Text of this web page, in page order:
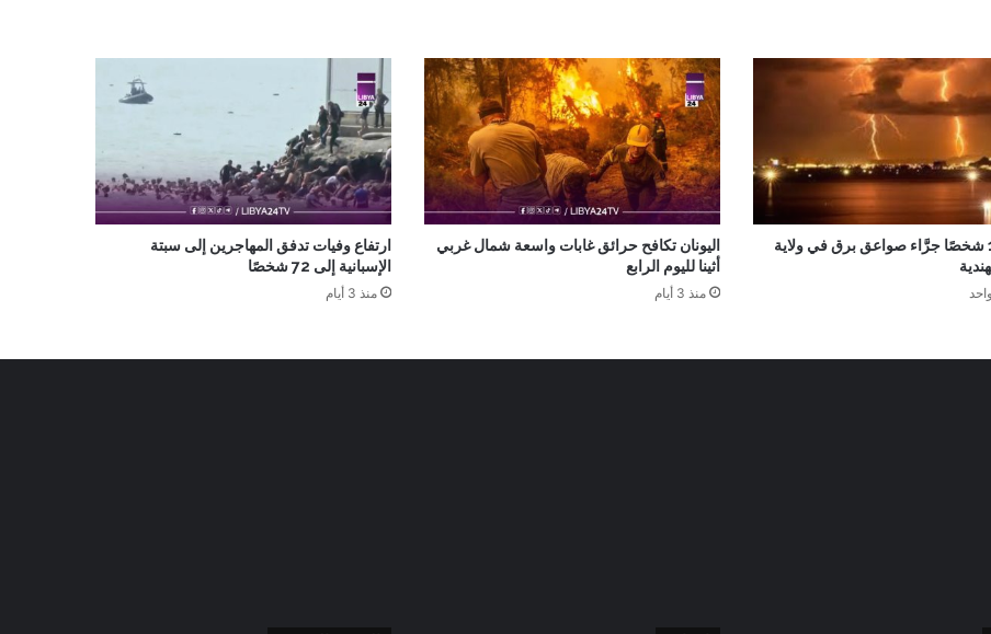
مصرع 14 شخصًا جرَّاء صواعق برق في ولاية
اليونان تكافح حرائق غابات واسعة شمال غربي
أثينا لليوم الرابع
منذ 3 أيام
ارتفاع وفيات تدفق المهاجرين إلى سبتة
الإسبانية إلى 72 شخصًا
منذ 3 أيام